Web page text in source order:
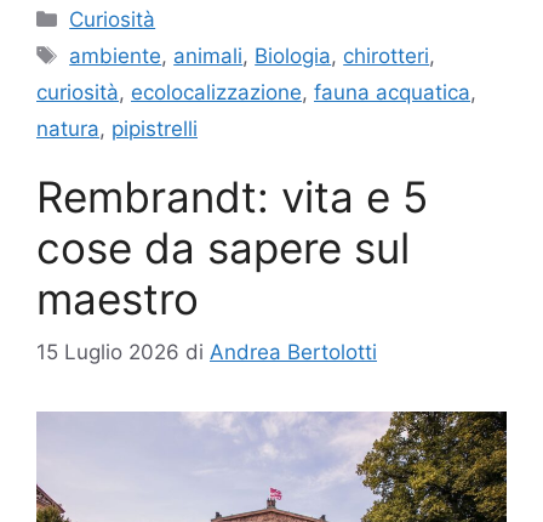
Categorie
Curiosità
Tag
ambiente, animali, Biologia, chirotteri,
curiosità, ecolocalizzazione, fauna acquatica,
natura, pipistrelli
Rembrandt: vita e 5
cose da sapere sul
maestro
15 Luglio 2026 di Andrea Bertolotti